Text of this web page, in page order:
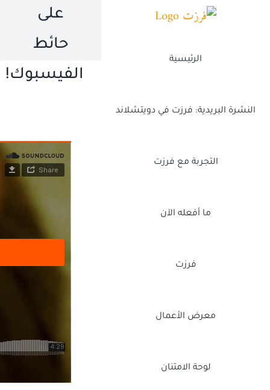
الرئيسية
النشرة البريدية: فرزت في دويتشلاند
التجربة مع فرزت
ما أفعله الآن
فرزت
معرض الأعمال
لوحة الامتنان
على
حائط
الفيسبوك!